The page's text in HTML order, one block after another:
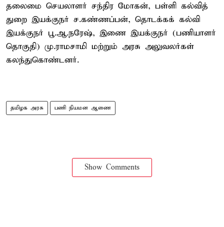
தலைமை செயலாளர் சந்திர மோகன், பள்ளி கல்வித்
துறை இயக்குநர் ச.கண்ணப்பன், தொடக்கக் கல்வி
இயக்குநர் பூ.ஆ.நரேஷ், இணை இயக்குநர் (பணியாளர்
தொகுதி) மு.ராமசாமி மற்றும் அரசு அலுவலர்கள்
கலந்துகொண்டனர்.
தமிழக அரசு பணி நியமன ஆணை
Show Comments